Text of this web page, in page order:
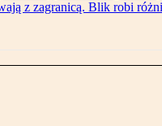
z zagranicą. Blik robi